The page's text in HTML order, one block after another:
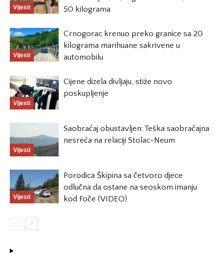
Vijesti
50 kilograma
Vijesti
Crnogorac krenuo preko granice sa 20
kilograma marihuane sakrivene u
automobilu
Vijesti
Cijene dizela divljaju, stiže novo
poskupljenje
Vijesti
Saobraćaj obustavljen: Teška saobraćajna
nesreća na relaciji Stolac-Neum
Vijesti
Porodica Škipina sa četvoro djece
odlučna da ostane na seoskom imanju
kod Foče (VIDEO)